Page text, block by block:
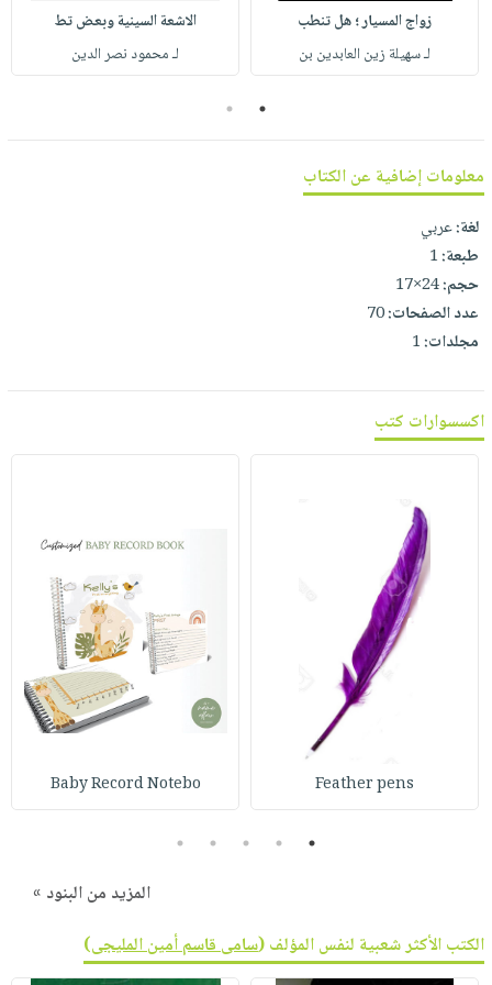
صابون
أطفال
مناسبات
فيديوهات
أسئلة
يتكرر
خدمات
نيل
انشر
كتابك
تواصل
معنا
عربة
التسوق
الإصدارات
زواج المسيار ؛ هل تنطب
لـ سهيلة زين العابدين بن
الاشعة السينية وبعض تط
لـ محمود نصر الدين
1
2
معلومات إضافية عن الكتاب
لغة:عربي
طبعة:1
حجم:24×17
عدد الصفحات:70
مجلدات:1
اكسسوارات كتب
Feather pens
Baby Record Notebo
1
2
3
4
5
المزيد من البنود »
الكتب الأكثر شعبية لنفس المؤلف (سامى قاسم أمين المليجى)